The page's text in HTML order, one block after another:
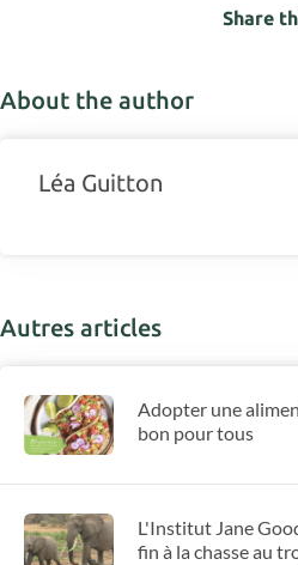
Share
About the author
Léa Guitton
Autres articles
Adopter une
bon pour tous
L'Institut Jane
fin à la chasse au